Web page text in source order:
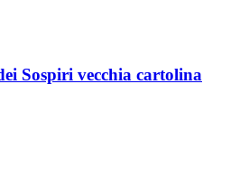
Sospiri vecchia cartolina